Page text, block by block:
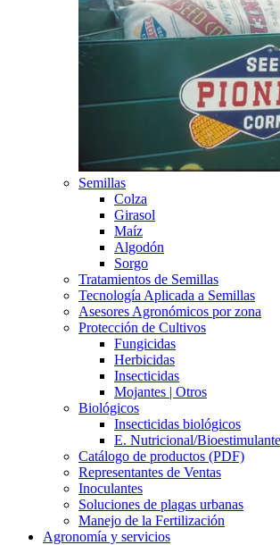
Semillas
Colza
Girasol
Maíz
Algodón
Sorgo
Tratamientos de Semillas
Tecnología Aplicada a Semillas
Asesores Agronómicos por zona
Protección de Cultivos
Fungicidas
Herbicidas
Insecticidas
Mojantes | Otros
Biológicos
Insecticidas biológicos
E. Nutricional/
Catálogo de productos (PDF)
Representantes de Ventas
Inoculantes
Soluciones de plagas urbanas
Manejo de la Fertilización
Agronomía y servicios